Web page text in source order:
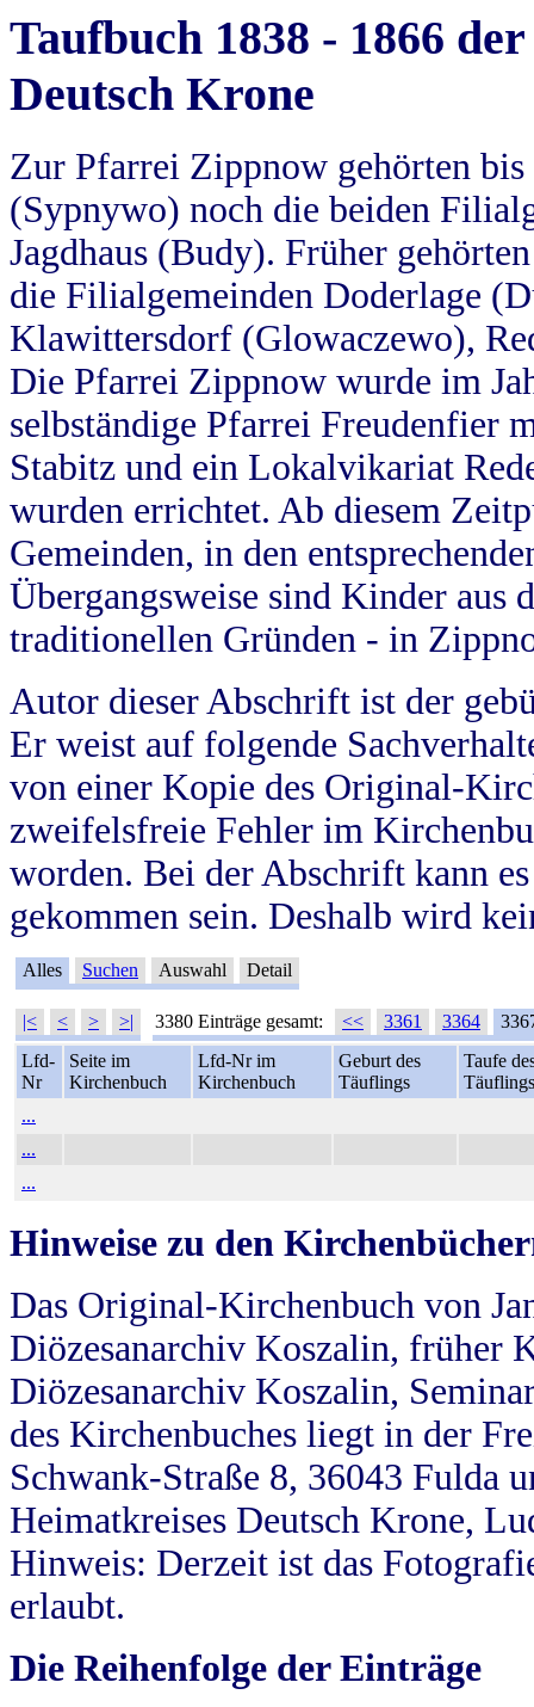
Taufbuch 1838 - 1866
Deutsch Krone
Zur Pfarrei Zippnow gehörten
(Sypnywo) noch die beiden
Jagdhaus (Budy). Früher
die Filialgemeinden Doderlage
Klawittersdorf (Glowaczewo),
Die Pfarrei Zippnow wurde im
selbständige Pfarrei Freudenfier
Stabitz und ein Lokalvikariat
wurden errichtet. Ab diesem
Gemeinden, in den
Übergangsweise sind Kinder aus
traditionellen Gründen - in
Autor dieser Abschrift ist der
Er weist auf folgende
von einer Kopie des Original-
zweifelsfreie Fehler im
worden. Bei der Abschrift kann
gekommen sein. Deshalb wird
Alles Suchen Auswahl Detail
|< < > >| 3380 Einträge gesamt: << 3361 3364
Lfd-
Nr
Seite im
Kirchenbuch
Lfd-Nr im
Kirchenbuch
Geburt des
Täuflings
Taufe
Täuflings
...
...
...
Hinweise zu den
Das Original-Kirchenbuch von
Diözesanarchiv Koszalin, früher
Diözesanarchiv Koszalin,
des Kirchenbuches liegt in der
Schwank-Straße 8, 36043 Fulda
Heimatkreises Deutsch Krone,
Hinweis: Derzeit ist das
erlaubt.
Die Reihenfolge der Einträge